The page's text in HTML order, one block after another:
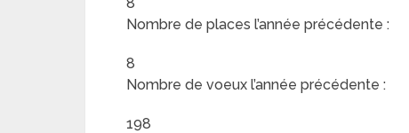
Nombre de places l’année précédente :
8
Nombre de voeux l’année précédente :
198